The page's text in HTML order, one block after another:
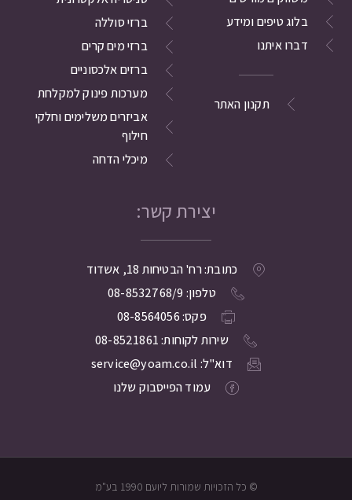
בלוג טיפים ומידע
דברו איתנו
תקנון האתר
ברזי סוללה
ברזי מים קרים
ברזים אלכסוניים
מערכות פינוק למקלחת
אביזרים משלימים וחלקי
חילוף
מיכלי הדחה
יצירת קשר:
כתובת: רח' הבטיחות 18, אשדוד
טלפון: 08-8532768/9
פקס: 08-8564056
שירות לקוחות: 08-8521861
דוא"ל: service@yoam.co.il
עמוד הפייסבוק שלנו
© כל הזכויות שמורות ליועם 1990 בע"מ